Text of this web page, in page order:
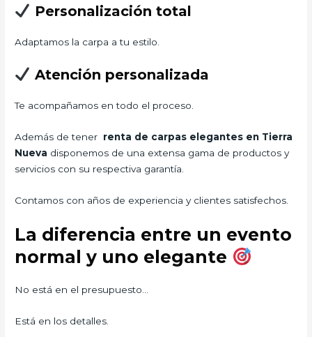
Personalización total
Adaptamos la carpa a tu estilo.
Atención personalizada
Te acompañamos en todo el proceso.
Además de tener renta de carpas elegantes en Tierra
Nueva disponemos de una extensa gama de productos y
servicios con su respectiva garantía.
Contamos con años de experiencia y clientes satisfechos.
La diferencia entre un evento
normal y uno elegante
No está en el presupuesto…
Está en los detalles.